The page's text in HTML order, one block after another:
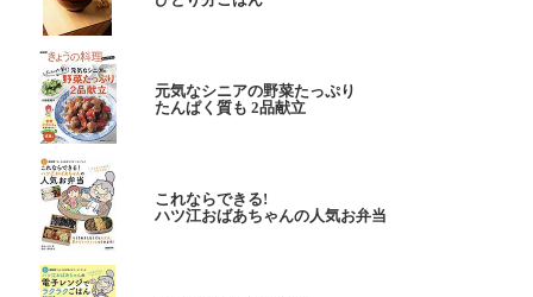
元気なシニアの野菜たっぷり
たんぱく質も 2品献立
これならできる!
ハツ江おばあちゃんの人気お弁当